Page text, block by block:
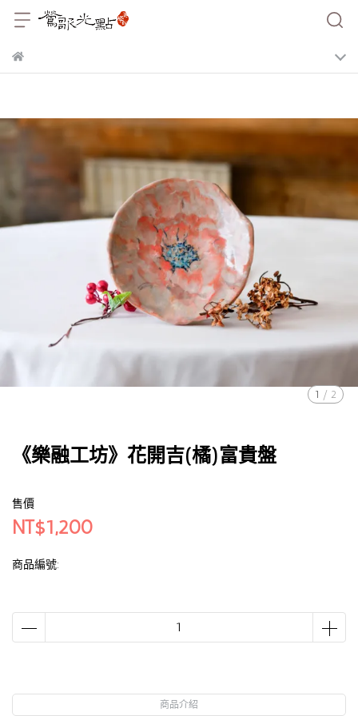
1 / 2
《樂融工坊》花開吉(橘)富貴盤
售價
NT$1,200
商品編號:
商品介紹